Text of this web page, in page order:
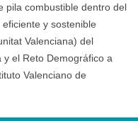
pila combustible dentro del
y sostenible
Valenciana) del
y el Reto Demográfico a
Valenciano de